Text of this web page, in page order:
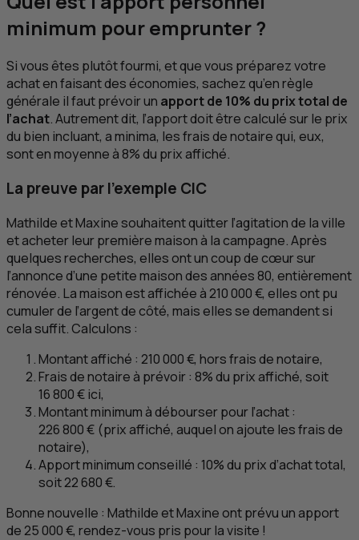
minimum pour emprunter ?
Si vous êtes plutôt fourmi, et que vous préparez votre
achat en faisant des économies, sachez qu’en règle
générale il faut prévoir un apport de 10% du prix total de
l’achat. Autrement dit, l’apport doit être calculé sur le prix
du bien incluant, a minima, les frais de notaire qui, eux,
sont en moyenne à 8% du prix affiché.
La preuve par l'exemple CIC
Mathilde et Maxine souhaitent quitter l’agitation de la ville
et acheter leur première maison à la campagne. Après
quelques recherches, elles ont un coup de cœur sur
l’annonce d’une petite maison des années 80, entièrement
rénovée. La maison est affichée à 210 000 €, elles ont pu
cumuler de l’argent de côté, mais elles se demandent si
cela suffit. Calculons :
Montant affiché : 210 000 €, hors frais de notaire,
Frais de notaire à prévoir : 8% du prix affiché, soit
16 800 € ici,
Montant minimum à débourser pour l’achat :
226 800 € (prix affiché, auquel on ajoute les frais de
notaire),
Apport minimum conseillé : 10% du prix d’achat total,
soit 22 680 €.
Bonne nouvelle : Mathilde et Maxine ont prévu un apport
de 25 000 €, rendez-vous pris pour la visite !